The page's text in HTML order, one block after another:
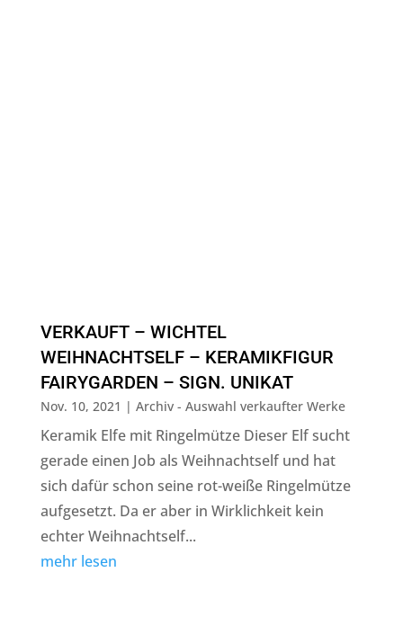
VERKAUFT – WICHTEL
WEIHNACHTSELF – KERAMIKFIGUR
FAIRYGARDEN – SIGN. UNIKAT
Nov. 10, 2021 | Archiv - Auswahl verkaufter Werke
Keramik Elfe mit Ringelmütze Dieser Elf sucht
gerade einen Job als Weihnachtself und hat
sich dafür schon seine rot-weiße Ringelmütze
aufgesetzt. Da er aber in Wirklichkeit kein
echter Weihnachtself...
mehr lesen